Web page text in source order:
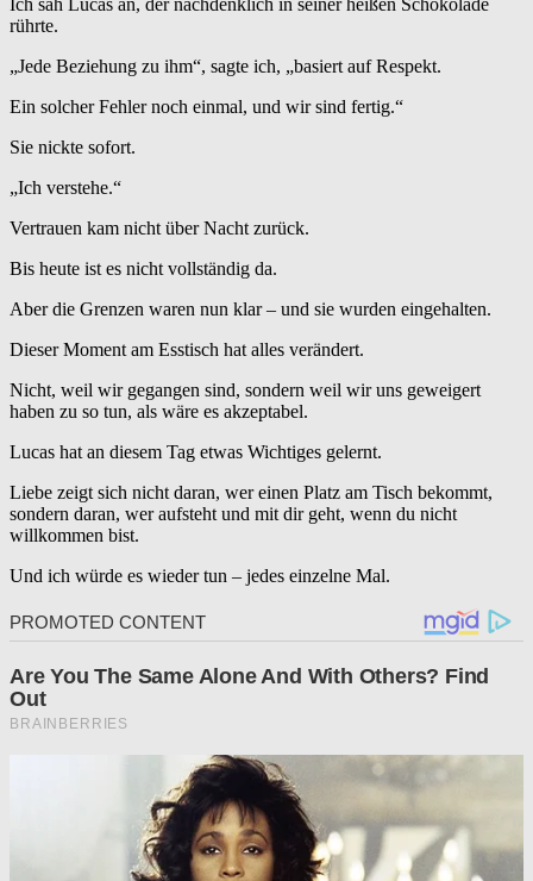
Ich sah Lucas an, der nachdenklich in seiner heißen Schokolade
rührte.
„Jede Beziehung zu ihm“, sagte ich, „basiert auf Respekt.
Ein solcher Fehler noch einmal, und wir sind fertig.“
Sie nickte sofort.
„Ich verstehe.“
Vertrauen kam nicht über Nacht zurück.
Bis heute ist es nicht vollständig da.
Aber die Grenzen waren nun klar – und sie wurden eingehalten.
Dieser Moment am Esstisch hat alles verändert.
Nicht, weil wir gegangen sind, sondern weil wir uns geweigert
haben zu so tun, als wäre es akzeptabel.
Lucas hat an diesem Tag etwas Wichtiges gelernt.
Liebe zeigt sich nicht daran, wer einen Platz am Tisch bekommt,
sondern daran, wer aufsteht und mit dir geht, wenn du nicht
willkommen bist.
Und ich würde es wieder tun – jedes einzelne Mal.